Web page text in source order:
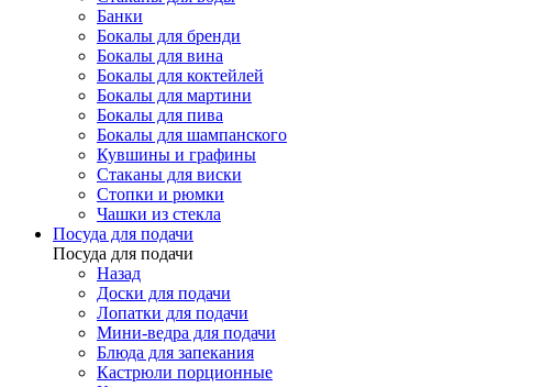
Банки
Бокалы для бренди
Бокалы для вина
Бокалы для коктейлей
Бокалы для мартини
Бокалы для пива
Бокалы для шампанского
Кувшины и графины
Стаканы для виски
Стопки и рюмки
Чашки из стекла
Посуда для подачи
Посуда для подачи
Назад
Доски для подачи
Лопатки для подачи
Мини-ведра для подачи
Блюда для запекания
Кастрюли порционные